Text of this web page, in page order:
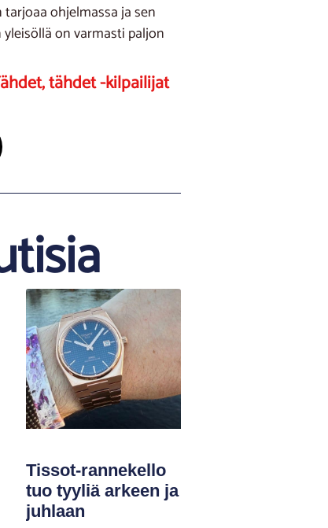
ohjelmassa ja sen
on varmasti paljon
tähdet -kilpailijat
Tissot-rannekello
tuo tyyliä arkeen ja
juhlaan